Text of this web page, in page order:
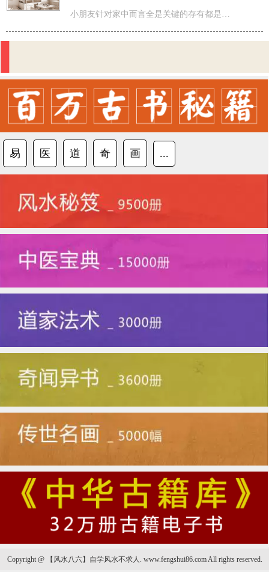
易 医 道 奇 画 ...
Copyright @ 【风水八六】自学风水不求人. www.fengshui86.com All rights reserved.